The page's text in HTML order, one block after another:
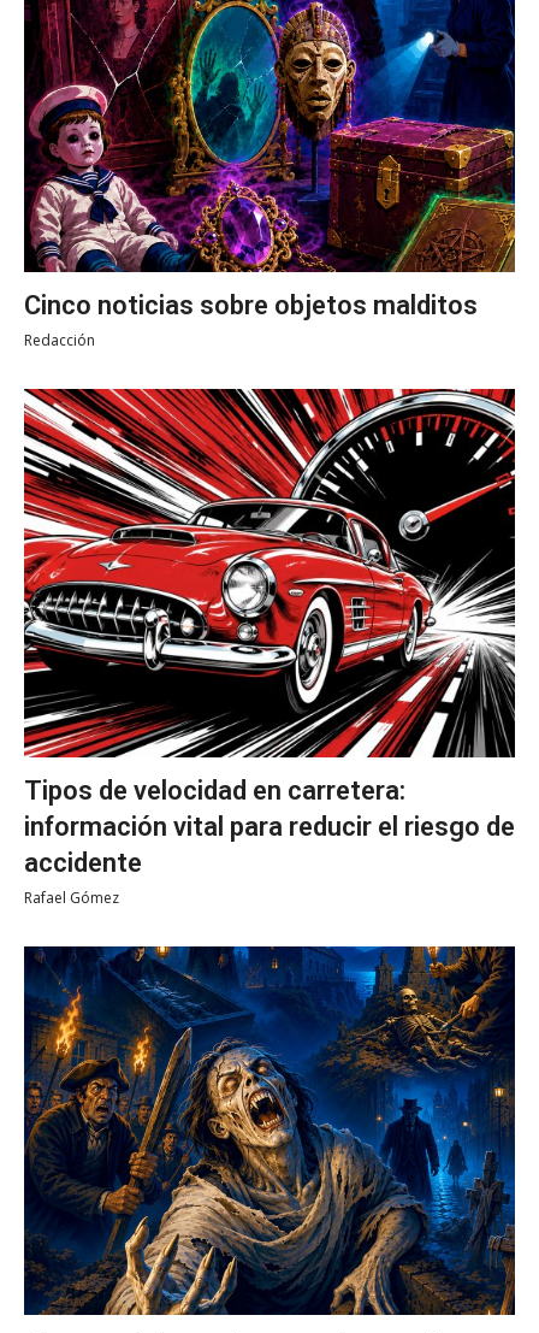
Cinco noticias sobre objetos malditos
Redacción
Tipos de velocidad en carretera:
información vital para reducir el riesgo de
accidente
Rafael Gómez